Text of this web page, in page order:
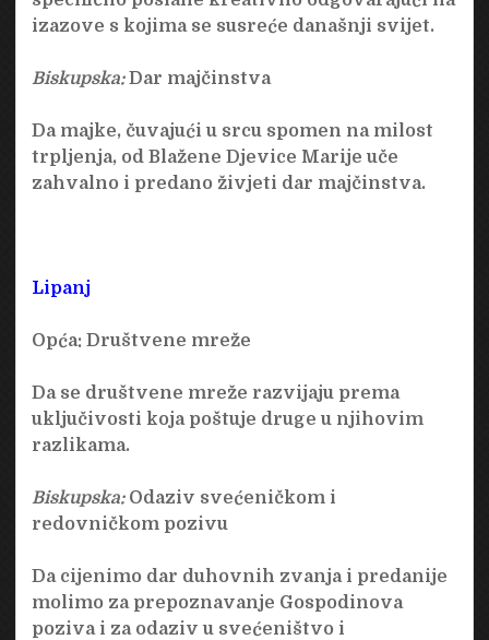
izazove s kojima se susreće današnji svijet.
Biskupska:Dar majčinstva
Da majke, čuvajući u srcu spomen na milost
trpljenja, od Blažene Djevice Marije uče
zahvalno i predano živjeti dar majčinstva.
Lipanj
Opća: Društvene mreže
Da se društvene mreže razvijaju prema
uključivosti koja poštuje druge u njihovim
razlikama.
Biskupska: Odaziv svećeničkom i
redovničkom pozivu
Da cijenimo dar duhovnih zvanja i predanije
molimo za prepoznavanje Gospodinova
poziva i za odaziv u svećeništvo i